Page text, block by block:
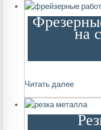
на
Читать далее